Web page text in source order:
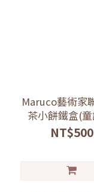
Maruco藝術家
茶小餅鐵盒(
NT$500